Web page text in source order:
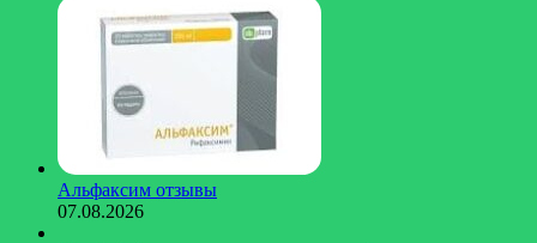
Альфаксим отзывы
07.08.2026